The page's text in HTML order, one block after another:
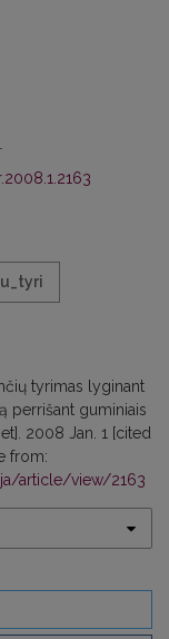
tyrimas lyginant
perrišant guminiais
2008 Jan. 1 [cited
from:
article/view/2163